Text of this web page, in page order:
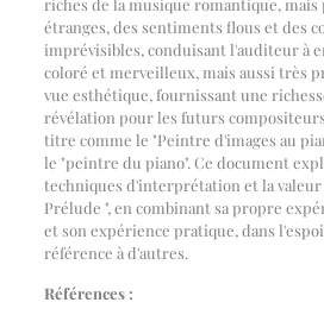
riches de la musique romantique,
étranges, des sentiments flous et des
imprévisibles, conduisant l'auditeur à
coloré et merveilleux, mais aussi très
vue esthétique, fournissant une
révélation pour les futurs
titre comme le "Peintre d'images au
le "peintre du piano". Ce document
techniques d'interprétation et la valeur
Prélude ", en combinant sa propre
et son expérience pratique, dans
référence à d'autres.
Références :